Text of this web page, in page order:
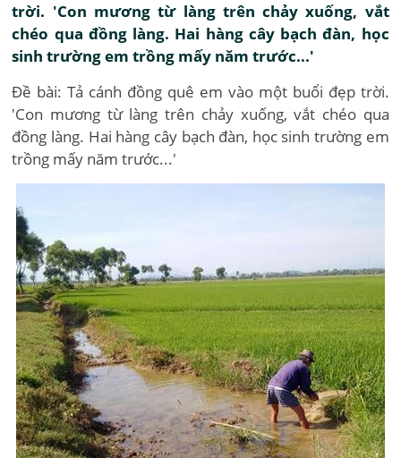
trời. 'Con mương từ làng trên chảy xuống, vắt
chéo qua đồng làng. Hai hàng cây bạch đàn, học
sinh trường em trồng mấy năm trước...'
Đề bài: Tả cánh đồng quê em vào một buổi đẹp trời.
'Con mương từ làng trên chảy xuống, vắt chéo qua
đồng làng. Hai hàng cây bạch đàn, học sinh trường em
trồng mấy năm trước...'